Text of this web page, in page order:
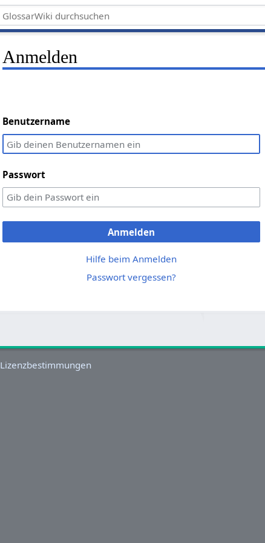
Anmelden
Benutzername
Passwort
Anmelden
Hilfe beim Anmelden
Passwort vergessen?
Lizenzbestimmungen